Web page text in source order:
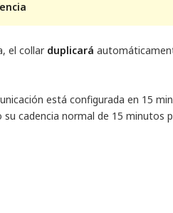
el collar duplicará
está configurada en 15
cadencia normal de 15 minutos